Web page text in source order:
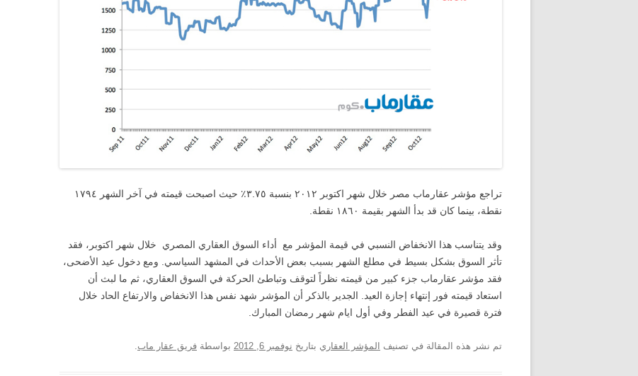
تراجع مؤشر عقارماب مصر خلال شهر اكتوبر ٢٠١٢ بنسبة ٣.٧٥٪ حيث اصبحت قيمته في آخر الشهر ١٧٩٤
نقطة، بينما كان قد بدأ الشهر بقيمة ١٨٦٠ نقطة.
وقد يتناسب هذا الانخفاض النسبي في قيمة المؤشر مع أداء السوق العقاري المصري خلال شهر اكتوبر، فقد
تأثر السوق بشكل بسيط في مطلع الشهر بسبب بعض الأحداث في المشهد السياسي. ومع دخول عيد الأضحى،
فقد مؤشر عقارماب جزء كبير من قيمته نظراً لتوقف وتباطئ الحركة في السوق العقاري، ثم ما لبث أن
استعاد قيمته فور إنتهاء إجازة العيد. الجدير بالذكر أن المؤشر شهد نفس هذا الانخفاض والارتفاع الحاد خلال
فترة قصيرة في عيد الفطر وفي أول ايام شهر رمضان المبارك.
تم نشر هذه المقالة في تصنيف المؤشر العقاري بتاريخ نوفمبر 6, 2012 بواسطة فريق عقار ماب